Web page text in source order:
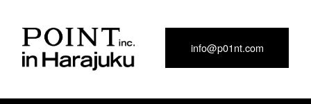
info@p01nt.com